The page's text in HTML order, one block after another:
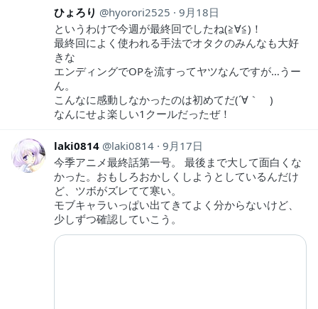
ひょろり hyorori2525
9月18日
というわけで今週が最終回でしたね(≧∀≦)！
最終回によく使われる手法でオタクのみんなも大好
きな
エンディングでOPを流すってヤツなんですが…うー
ん。
こんなに感動しなかったのは初めてだ(´∀｀ )
なんにせよ楽しい1クールだったぜ！
laki0814 laki0814 9月17日
今季アニメ最終話第一号。 最後まで大して面白くな
かった。おもしろおかしくしようとしているんだけ
ど、ツボがズレてて寒い。
モブキャラいっぱい出てきてよく分からないけど、
少しずつ確認していこう。